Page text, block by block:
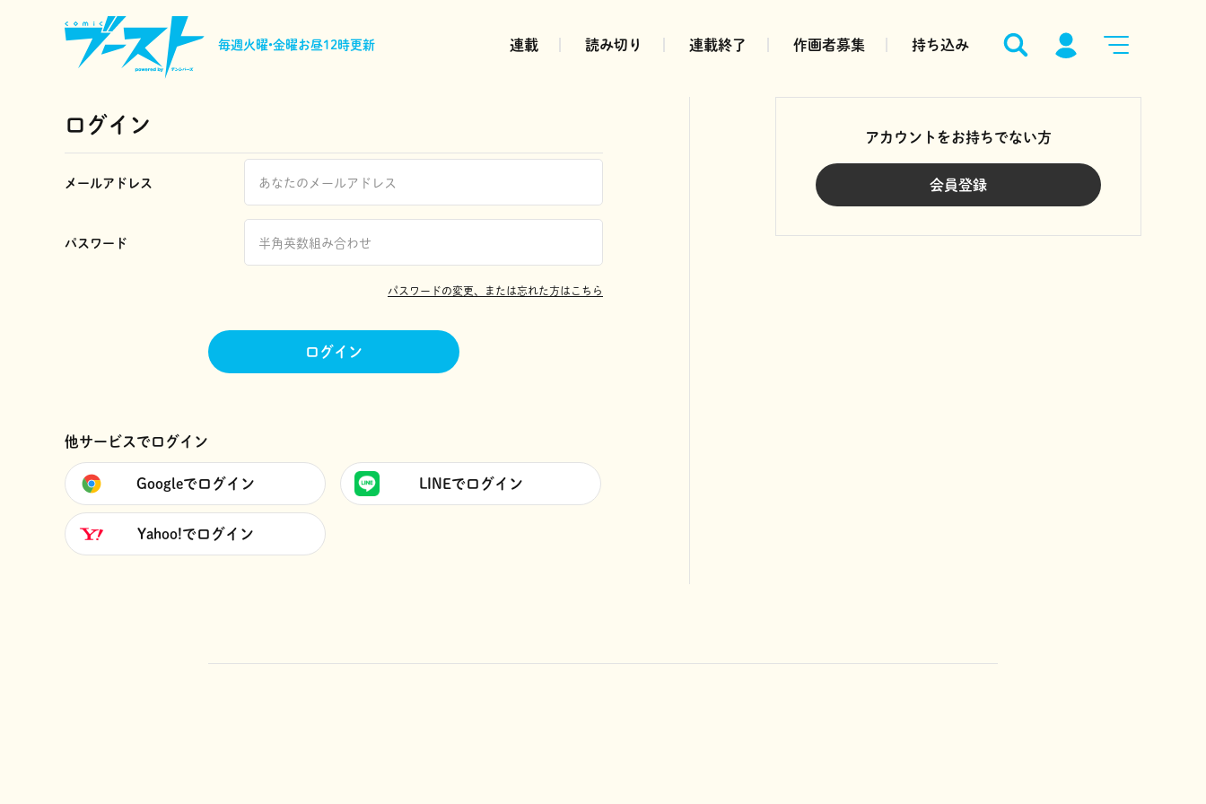
毎週火曜•金曜お昼12時更新 連載 読み切り 連載終了 作画者募集 持ち込み
ログイン
メールアドレス
パスワード
パスワードの変更、または忘れた方はこちら
ログイン
他サービスでログイン
Googleでログイン LINEでログイン
Yahoo!でログイン
アカウントをお持ちでない方
会員登録